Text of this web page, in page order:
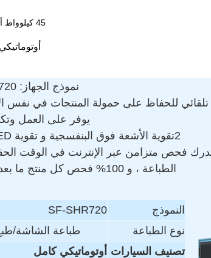
45 كيلوواط أنبوب ناعم سيرفو 1-7 الطباعة الشاشة / الطابع الساخن / ورنيش كل ذلك في آلة واحدة
أوتوماتيكي 1-7 لون سيرفو الطباعة الشاشة / الطابع الساخن / آلة طلاء ل الأنبوب الناعم
نموذج الجهاز: SF-SHR720.
تلقائي للحفاظ على حمولة المنتجات في نفس
يوفر على العمل
2تقوية الأشعة فوق البنفسجية و تقوية LED اختياري
فحص متزامن عبر الإنترنت في الوقت
الطباعة ، و 100% فحص كل منتج ما بعد الصحافة.
النموذج
SF-SHR720
نوع الطباعة
طباعة الشاشة/
تصنيف السيارات
أوتوماتيكي كامل